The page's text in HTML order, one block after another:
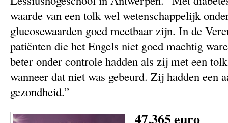
waarde van een tolk wel wetenschappelijk
glucosewaarden goed meetbaar zijn. In de
patiënten die het Engels niet goed machtig
beter onder controle hadden als zij met een
wanneer dat niet was gebeurd. Zij hadden een
gezondheid.”
47.365 euro